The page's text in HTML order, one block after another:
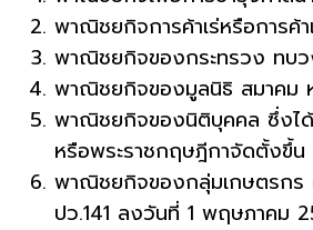
พาณิชยกิจการค้าเร่หรือการค้
พาณิชยกิจของกระทรวง ทบ
พาณิชยกิจของมูลนิธิ สมาคม
พาณิชยกิจของนิติบุคคล ซึ่งไ
หรือพระราชกฤษฎีกาจัดตั้งขึ้น
พาณิชยกิจของกลุ่มเกษตรกร
ปว.141 ลงวันที่ 1 พฤษภาคม